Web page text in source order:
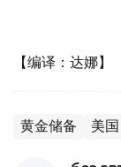
【编译：达娜】
黄金储备 美国